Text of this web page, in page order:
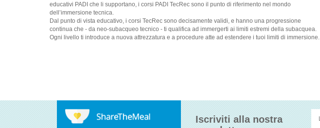
educativi PADI che li supportano, i corsi PADI TecRec sono il punto di riferimento nel mondo
dell’immersione tecnica.
Dal punto di vista educativo, i corsi TecRec sono decisamente validi, e hanno una progressione
continua che - da neo-subacqueo tecnico - ti qualifica ad immergerti ai limiti estremi della subacquea.
Ogni livello ti introduce a nuova attrezzatura e a procedure atte ad estendere i tuoi limiti di immersione.
Iscriviti alla nostra